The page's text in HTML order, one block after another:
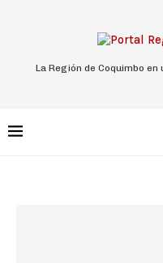
La Región de Coquimbo